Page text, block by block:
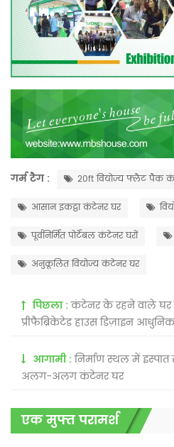
गर्म टैग : 20ft वियोज्य फ्लैट पैक
आसान इकट्ठा कंटेनर घर
पूर्वनिर्मित पोर्टेबल कंटेनर घरों
अनुकूलित वियोज्य कंटेनर घर
पिछला :कंटेनर के रहने वाले घर
प्रीफैब्रिकेटेड हाउस डिज़ाइन
आगामी :निर्माण स्थल में
अलग-अलग कंटेनर घर
एक मुफ्त परामर्श